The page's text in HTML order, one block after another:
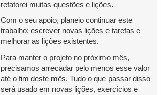
refatorei muitas questões e lições.
Com o seu apoio, planeio continuar este
trabalho: escrever novas lições e tarefas e
melhorar as lições existentes.
Para manter o projeto no próximo mês,
precisamos arrecadar pelo menos esse valor
até o fim deste mês. Tudo o que passar disso
será usado em novas lições, exercícios e